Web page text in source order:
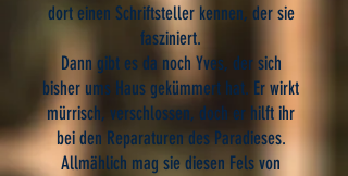
dort einen Schriftsteller kennen, der sie
fasziniert.
Dann gibt es da noch Yves, der sich
bisher ums Haus gekümmert hat. Er wirkt
mürrisch, verschlossen, doch er hilft ihr
bei den Reparaturen des Paradieses.
Allmählich mag sie diesen Fels von